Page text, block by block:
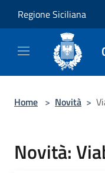
Regione Siciliana
Home > Novità >
Novità: